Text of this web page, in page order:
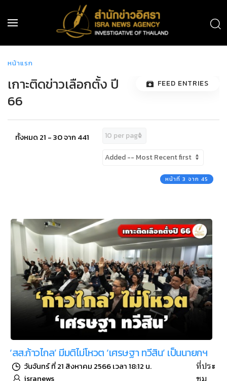
หน้าแรก
FEED ENTRIES
เกาะติดข่าวเลือกตั้ง ปี
66
ทั้งหมด 21 - 30 จาก 441
หน้าที่ 3 จาก 45
‘สส.ก้าวไกล’ มีมติไม่โหวต ‘เศรษฐา ทวีสิน’ เป็นนายกฯ
วันจันทร์ ที่ 21 สิงหาคม 2566 เวลา 18:12 น.
isranews
ที่ประ